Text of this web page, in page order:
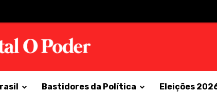
Bastidores da Política Eleições